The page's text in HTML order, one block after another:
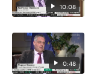
10:08
0:48